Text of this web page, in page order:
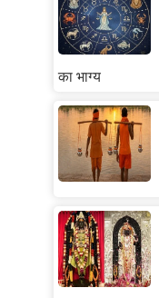
का भाग्य